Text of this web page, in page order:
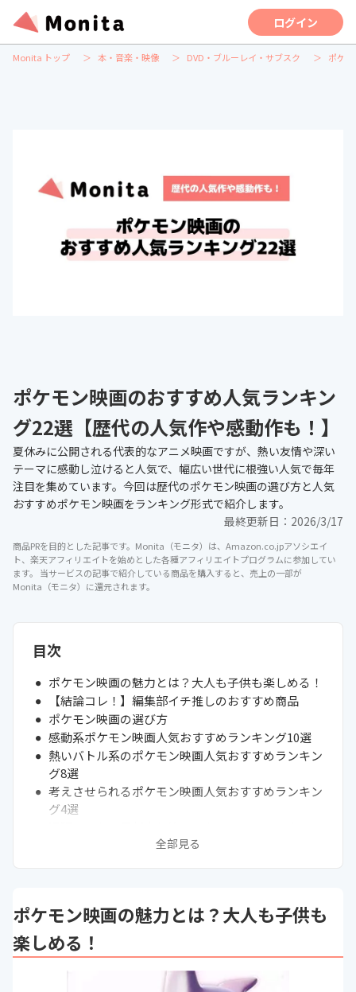
ログイン
Monita トップ 本・音楽・映像 DVD・ブルーレイ・サブスク ポケ
ポケモン映画のおすすめ人気ランキン
グ22選【歴代の人気作や感動作も！】
夏休みに公開される代表的なアニメ映画ですが、熱い友情や深い
テーマに感動し泣けると人気で、幅広い世代に根強い人気で毎年
注目を集めています。今回は歴代のポケモン映画の選び方と人気
おすすめポケモン映画をランキング形式で紹介します。
最終更新日： 2026/3/17
商品PRを目的とした記事です。Monita（モニタ）は、Amazon.co.jpアソシエイ
ト、楽天アフィリエイトを始めとした各種アフィリエイトプログラムに参加してい
ます。 当サービスの記事で紹介している商品を購入すると、売上の一部が
Monita（モニタ）に還元されます。
目次
ポケモン映画の魅力とは？大人も子供も楽しめる！
【結論コレ！】編集部イチ推しのおすすめ商品
ポケモン映画の選び方
感動系ポケモン映画人気おすすめランキング10選
熱いバトル系のポケモン映画人気おすすめランキン
グ8選
考えさせられるポケモン映画人気おすすめランキン
グ4選
つまらない作品や駄作はある？人気投票をチェック
2022年の最新作は公式情報をチェック
まとめ
全部見る
ポケモン映画の魅力とは？大人も子供も
楽しめる！